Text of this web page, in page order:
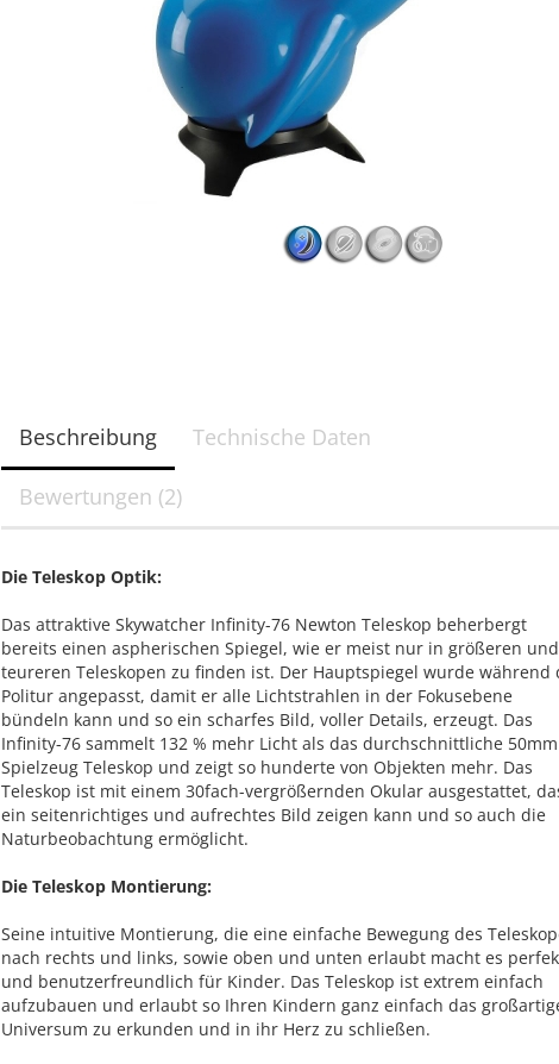
ab 35 mm
Filterfolie in Fassung
Sonnenferngläser
Beschreibung Technische Daten
Bewertungen (2)
Die Teleskop Optik:
Das attraktive Skywatcher Infinity-76 Newton Teleskop beherbergt
bereits einen aspherischen Spiegel, wie er meist nur in größeren und
teureren Teleskopen zu finden ist. Der Hauptspiegel wurde während
Politur angepasst, damit er alle Lichtstrahlen in der Fokusebene
bündeln kann und so ein scharfes Bild, voller Details, erzeugt. Das
Infinity-76 sammelt 132 % mehr Licht als das durchschnittliche 50mm
Spielzeug Teleskop und zeigt so hunderte von Objekten mehr. Das
Teleskop ist mit einem 30fach-vergrößernden Okular ausgestattet,
ein seitenrichtiges und aufrechtes Bild zeigen kann und so auch die
Naturbeobachtung ermöglicht.
Die Teleskop Montierung:
Seine intuitive Montierung, die eine einfache Bewegung des
nach rechts und links, sowie oben und unten erlaubt macht es
und benutzerfreundlich für Kinder. Das Teleskop ist extrem einfach
aufzubauen und erlaubt so Ihren Kindern ganz einfach das
Universum zu erkunden und in ihr Herz zu schließen.